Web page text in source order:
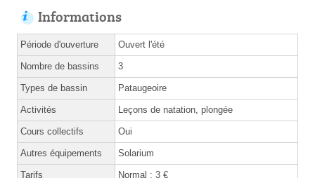
Informations
Période d'ouverture Ouvert l'été
Nombre de bassins 3
Types de bassin Pataugeoire
Activités Leçons de natation, plongée
Cours collectifs Oui
Autres équipements Solarium
Tarifs Normal : 3 €